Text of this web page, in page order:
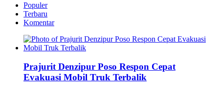
Populer
Terbaru
Komentar
Prajurit Denzipur Poso Respon Cepat
Evakuasi Mobil Truk Terbalik